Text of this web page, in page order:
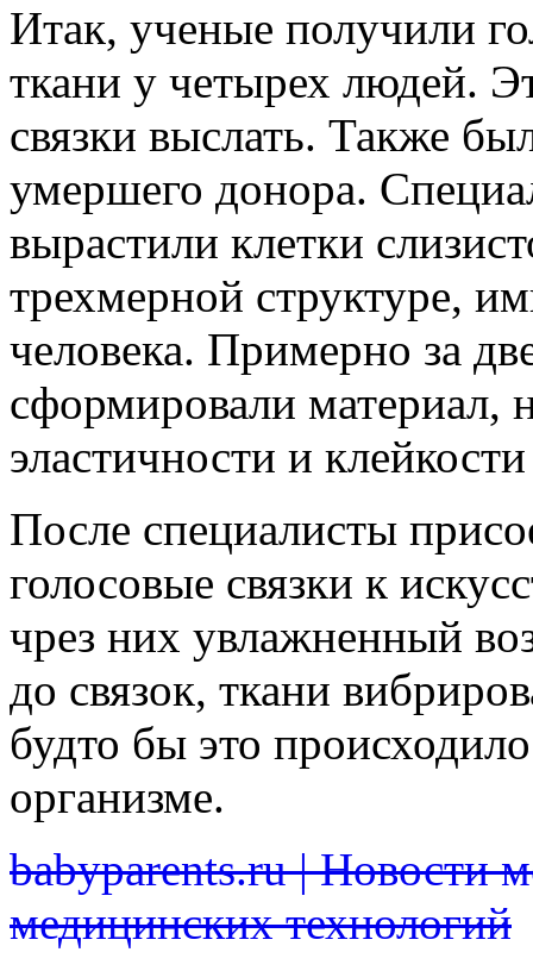
Итак, ученые получили
ткани у четырех людей.
связки выслать. Также
умершего донора.
вырастили клетки
трехмерной структуре,
человека. Примерно за
сформировали
эластичности и
После специалисты
голосовые связки к
чрез них увлажненный
до связок, ткани
будто бы это
организме.
babyparents.ru | Новости
медицинских технологий